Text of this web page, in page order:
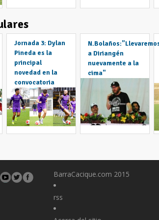
Jornada 3: Dylan
Pineda es la
principal
novedad en la
convocatoria
a Diriangén
nuevamente a la
cima"
BarraCacique.com 2015
rss